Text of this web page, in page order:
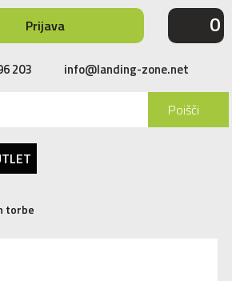
203 info@landing-zone.net
Prijava
Poišči
0
torbe